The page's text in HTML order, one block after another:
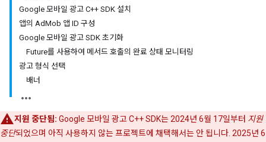
Google 모바일 광고 C++ SDK 설치
앱의 AdMob 앱 ID 구성
Google 모바일 광고 SDK 초기화
Future를 사용하여 메서드 호출의 완료 상태 모니터링
광고 형식 선택
배너
지원 중단됨: Google 모바일 광고 C++ SDK는 2024년 6월 17일부터 지원
중단되었으며 아직 사용하지 않는 프로젝트에 채택해서는 안 됩니다. 2025년 6